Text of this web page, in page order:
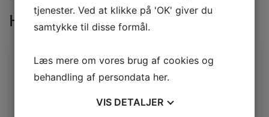
Hovedsponsorer
tjenester. Ved at klikke på 'OK' giver du
samtykke til disse formål.
Læs mere om vores brug af cookies og
behandling af persondata her.
VIS DETALJER